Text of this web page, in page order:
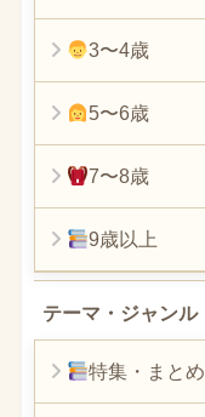
3〜4歳
5〜6歳
7〜8歳
9歳以上
テーマ・ジャンル
特集・まとめ